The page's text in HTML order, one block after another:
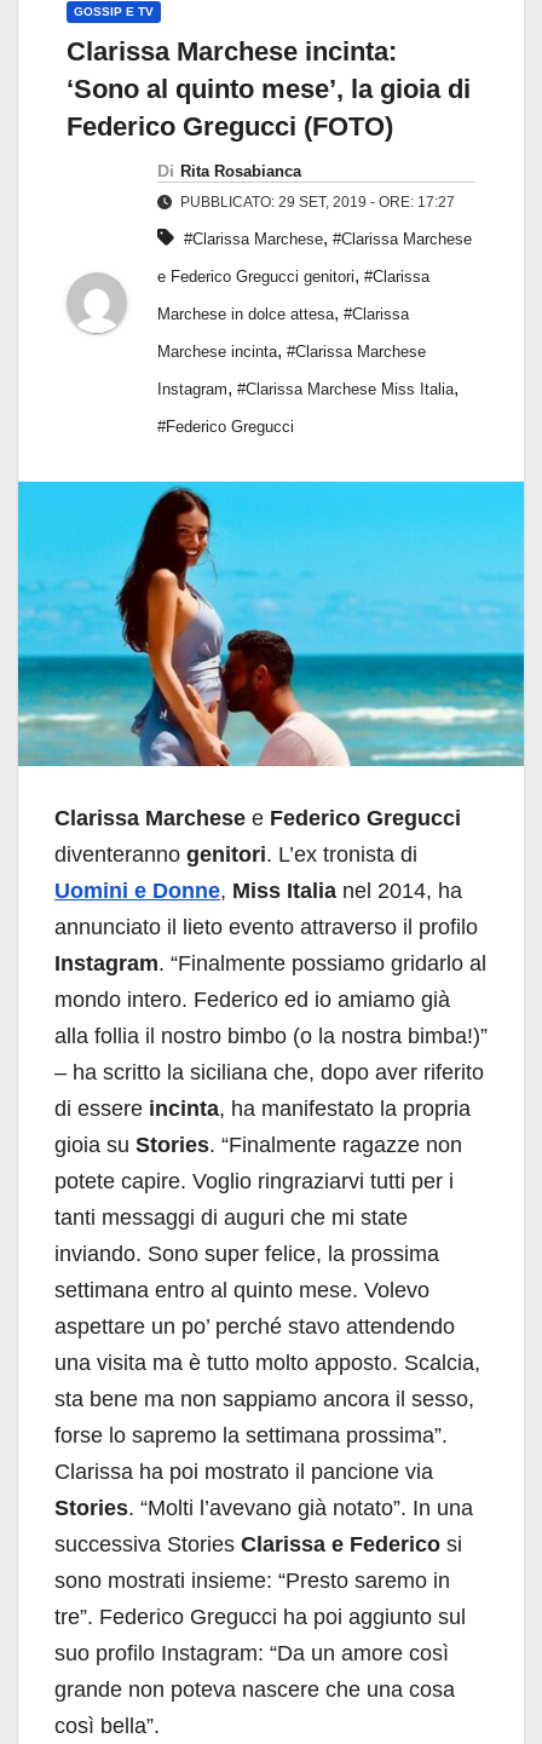
GOSSIP E TV
Clarissa Marchese incinta:
‘Sono al quinto mese’, la gioia di
Federico Gregucci (FOTO)
Di Rita Rosabianca
PUBBLICATO: 29 SET, 2019 - ORE: 17:27
#Clarissa Marchese, #Clarissa Marchese
e Federico Gregucci genitori, #Clarissa
Marchese in dolce attesa, #Clarissa
Marchese incinta, #Clarissa Marchese
Instagram, #Clarissa Marchese Miss Italia,
#Federico Gregucci
Clarissa Marchese e Federico Gregucci
diventeranno genitori. L’ex tronista di
Uomini e Donne, Miss Italia nel 2014, ha
annunciato il lieto evento attraverso il profilo
Instagram. “Finalmente possiamo gridarlo al
mondo intero. Federico ed io amiamo già
alla follia il nostro bimbo (o la nostra bimba!)”
– ha scritto la siciliana che, dopo aver riferito
di essere incinta, ha manifestato la propria
gioia su Stories. “Finalmente ragazze non
potete capire. Voglio ringraziarvi tutti per i
tanti messaggi di auguri che mi state
inviando. Sono super felice, la prossima
settimana entro al quinto mese. Volevo
aspettare un po’ perché stavo attendendo
una visita ma è tutto molto apposto. Scalcia,
sta bene ma non sappiamo ancora il sesso,
forse lo sapremo la settimana prossima”.
Clarissa ha poi mostrato il pancione via
Stories. “Molti l’avevano già notato”. In una
successiva Stories Clarissa e Federico si
sono mostrati insieme: “Presto saremo in
tre”. Federico Gregucci ha poi aggiunto sul
suo profilo Instagram: “Da un amore così
grande non poteva nascere che una cosa
così bella”.